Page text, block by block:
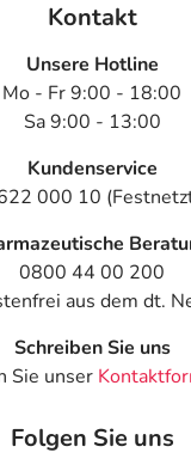
bei Schwangeren
aufbewahren!
mit anderen Mitteln
insbesondere
Anwendung zu
und
getrennt, zu
sind keine
erforderlich.
Kontakt
Unsere Hotline
Mo - Fr 9:00 - 18:00
Sa 9:00 - 13:00
Kundenservice
000 10
0800 44 00 200
aus dem dt.
Schreiben Sie uns
Sie unser
Folgen Sie uns